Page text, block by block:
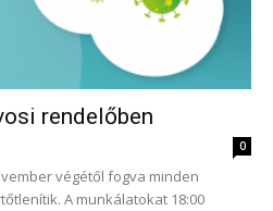
rendelőben
0
végétől fogva minden
A munkálatokat 18:00